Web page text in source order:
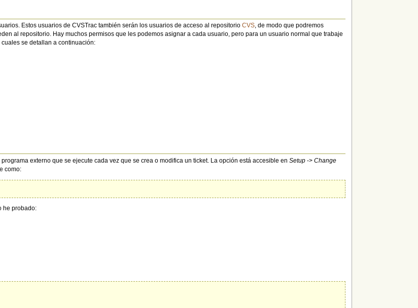
Estos usuarios de CVSTrac también serán los usuarios de acceso al repositorioCVS, de modo que podremos
al repositorio. Hay muchos permisos que les podemos asignar a cada usuario, pero para un usuario normal que trabaje
cuales se detallan a continuación:
externo que se ejecute cada vez que se crea o modifica un ticket. La opción está accesible enSetup ->Change
como:
he probado: